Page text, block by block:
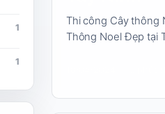
1
1
Thi công Cây thông
Thông Noel Đẹp tại